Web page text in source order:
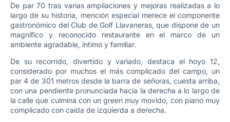
De par 70 tras varias ampliaciones y mejoras realizadas a lo
largo de su historia, mención especial merece el componente
gastronómico del Club de Golf Llavaneras, que dispone de un
magnífico y reconocido restaurante en el marco de un
ambiente agradable, íntimo y familiar.
De su recorrido, divertido y variado, destaca el hoyo 12,
considerado por muchos el más complicado del campo, un
par 4 de 301 metros desde la barra de señoras, cuesta arriba,
con una pendiente pronunciada hacia la derecha a lo largo de
la calle que culmina con un green muy movido, con piano muy
complicado con caída de izquierda a derecha.